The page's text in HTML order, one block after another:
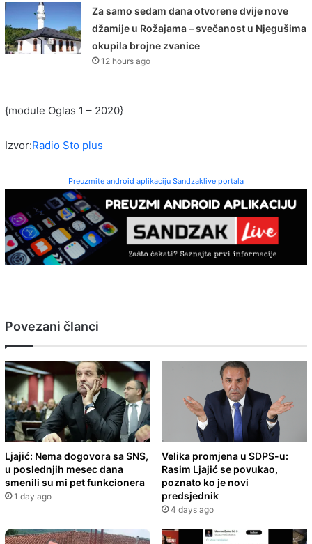
Za samo sedam dana otvorene dvije nove
džamije u Rožajama – svečanost u Njegušima
okupila brojne zvanice
12 hours ago
{module Oglas 1 – 2020}
Izvor:Radio Sto plus
Preuzmite android aplikaciju Sandzaklive portala
Povezani članci
Ljajić: Nema dogovora sa SNS,
u poslednjih mesec dana
smenili su mi pet funkcionera
1 day ago
Velika promjena u SDPS-u:
Rasim Ljajić se povukao,
poznato ko je novi
predsjednik
4 days ago